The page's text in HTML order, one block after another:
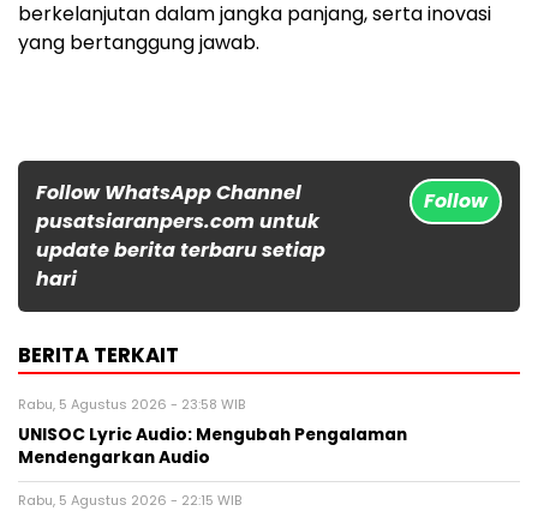
berkelanjutan dalam jangka panjang, serta inovasi
yang bertanggung jawab.
Follow WhatsApp Channel
pusatsiaranpers.com untuk
update berita terbaru setiap
hari
Follow
BERITA TERKAIT
Rabu, 5 Agustus 2026 - 23:58 WIB
UNISOC Lyric Audio: Mengubah Pengalaman
Mendengarkan Audio
Rabu, 5 Agustus 2026 - 22:15 WIB